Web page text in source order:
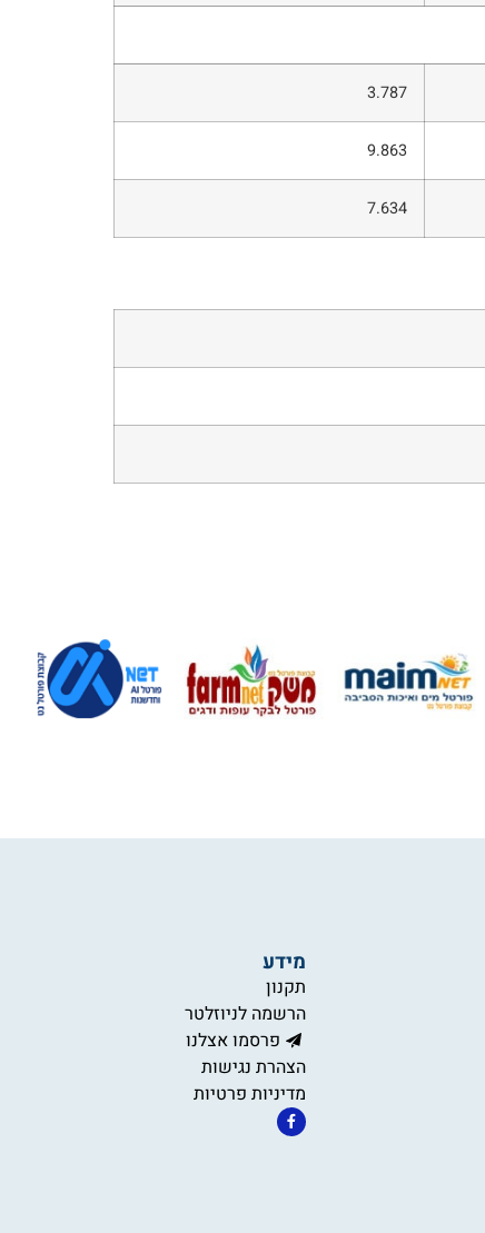
3.787
9.863
7.634
מידע
תקנון
הרשמה לניוזלטר
פרסמו אצלנו
הצהרת נגישות
מדיניות פרטיות